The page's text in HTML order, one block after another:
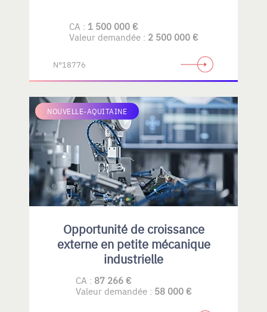
CA : 1 500 000 €
Valeur demandée : 2 500 000 €
N°18776
NOUVELLE-AQUITAINE
Opportunité de croissance
externe en petite mécanique
industrielle
CA : 87 266 €
Valeur demandée : 58 000 €